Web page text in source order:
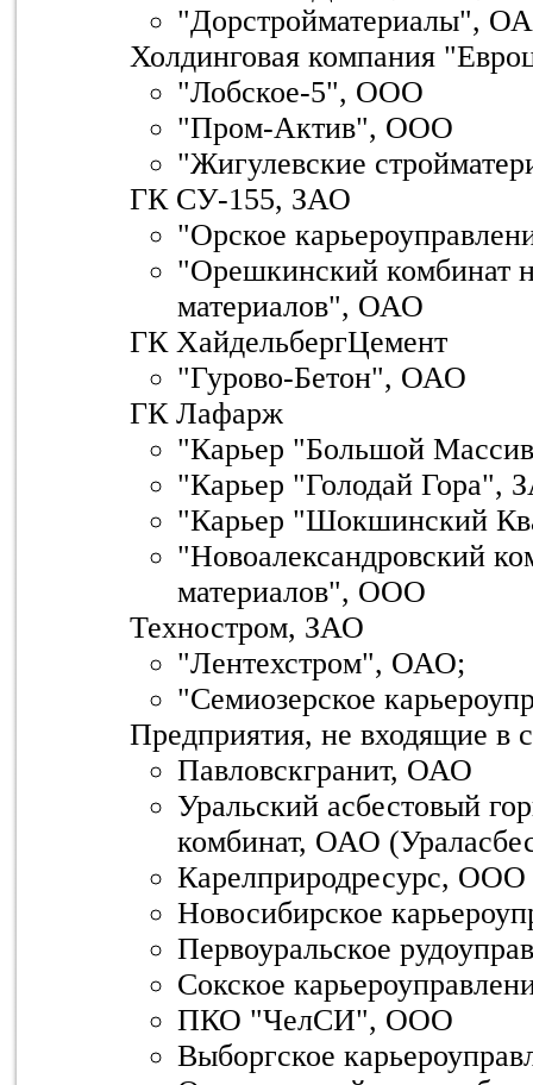
"Дорстройматериалы",
Холдинговая компания
"Лобское-5", ООО
"Пром-Актив", ООО
"Жигулевские
ГК СУ-155, ЗАО
"Орское
"Орешкинский комбинат
материалов", ОАО
ГК ХайдельбергЦемент
"Гурово-Бетон", ОАО
ГК Лафарж
"Карьер "Большой
"Карьер "Голодай Гора",
"Карьер "Шокшинский
"Новоалександровский
материалов", ООО
Техностром, ЗАО
"Лентехстром", ОАО;
"Семиозерское
Предприятия, не входящие в
Павловскгранит, ОАО
Уральский асбестовый
комбинат, ОАО
Карелприродресурс, ООО
Новосибирское
Первоуральское
Сокское
ПКО "ЧелСИ", ООО
Выборгское